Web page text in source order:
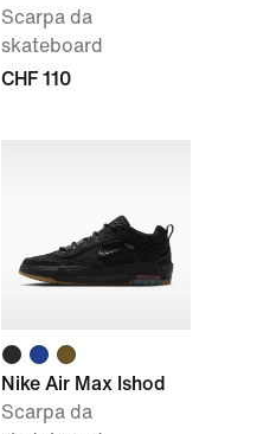
Scarpa da
skateboard
CHF 110
Nike Air Max Ishod
Scarpa da